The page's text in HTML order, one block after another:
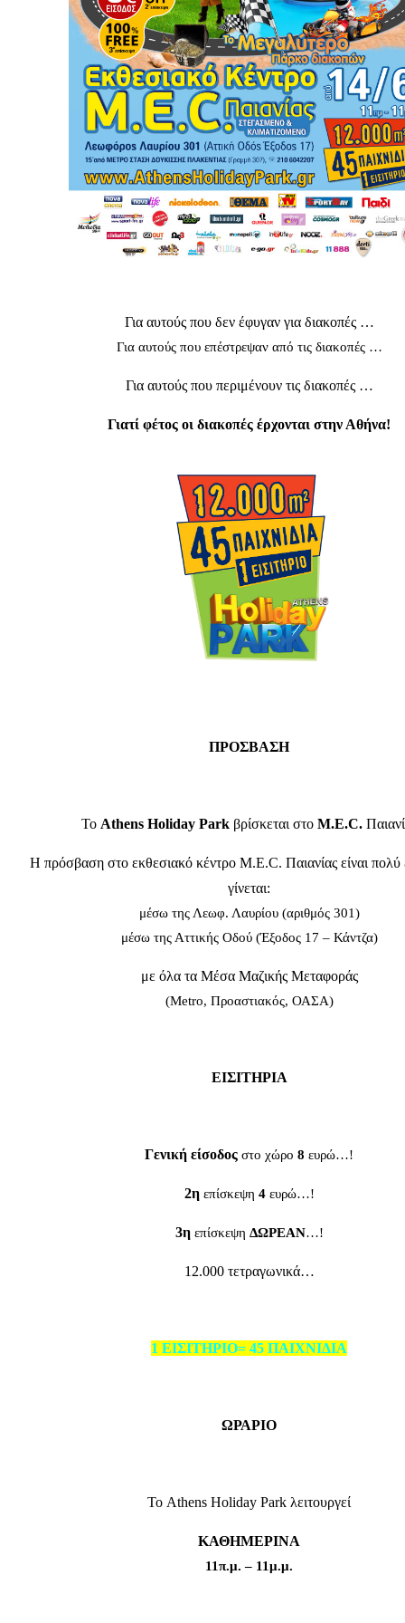
Για αυτούς που δεν έφυγαν για διακοπές …
Για αυτούς που επέστρεψαν από τις διακοπές …
Για αυτούς που περιμένουν τις διακοπές …
Γιατί φέτος οι διακοπές έρχονται στην Αθήνα!
ΠΡΟΣΒΑΣΗ
Το Athens Holiday Parkβρίσκεται στο M.E.C.
Η πρόσβαση στο εκθεσιακό κέντρο M.E.C. Παιανίας είναι πολύ
γίνεται:
μέσω της Λεωφ. Λαυρίου (αριθμός 301)
μέσω της Αττικής Οδού (Έξοδος 17 – Κάντζα)
με όλα τα Μέσα Μαζικής Μεταφοράς
(Metro, Προαστιακός, ΟΑΣΑ)
ΕΙΣΙΤΗΡΙΑ
Γενική είσοδος στο χώρο 8 ευρώ…!
2ηεπίσκεψη 4ευρώ…!
3ηεπίσκεψη ΔΩΡΕΑΝ…!
12.000 τετραγωνικά…
1 ΕΙΣΙΤΗΡΙΟ= 45 ΠΑΙΧΝΙΔΙΑ
ΩΡΑΡΙΟ
Το Athens Holiday Park λειτουργεί
ΚΑΘΗΜΕΡΙΝΑ
11π.μ. – 11μ.μ.